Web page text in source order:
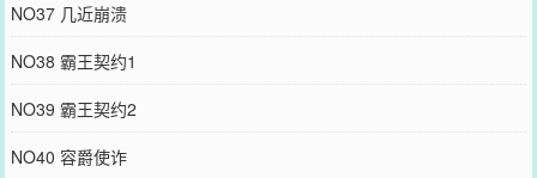
NO37 几近崩溃
NO38 霸王契约1
NO39 霸王契约2
NO40 容爵使诈